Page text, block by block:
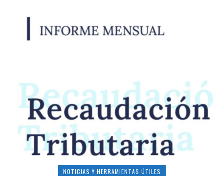
NOTICIAS Y HERRAMIENTAS ÚTILES